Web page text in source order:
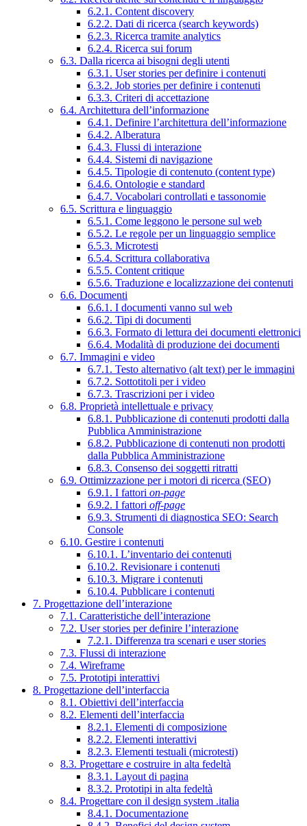
6.2.1. Content discovery
6.2.2. Dati di ricerca (search keywords)
6.2.3. Ricerca tramite analytics
6.2.4. Ricerca sui forum
6.3. Dalla ricerca ai bisogni degli utenti
6.3.1. User stories per definire i contenuti
6.3.2. Job stories per definire i contenuti
6.3.3. Criteri di accettazione
6.4. Architettura dell’informazione
6.4.1. Definire l’architettura dell’informazione
6.4.2. Alberatura
6.4.3. Flussi di interazione
6.4.4. Sistemi di navigazione
6.4.5. Tipologie di contenuto (content type)
6.4.6. Ontologie e standard
6.4.7. Vocabolari controllati e tassonomie
6.5. Scrittura e linguaggio
6.5.1. Come leggono le persone sul web
6.5.2. Le regole per un linguaggio semplice
6.5.3. Microtesti
6.5.4. Scrittura collaborativa
6.5.5. Content critique
6.5.6. Traduzione e localizzazione dei contenuti
6.6. Documenti
6.6.1. I documenti vanno sul web
6.6.2. Tipi di documenti
6.6.3. Formato di lettura dei documenti elettronici
6.6.4. Modalità di produzione dei documenti
6.7. Immagini e video
6.7.1. Testo alternativo (alt text) per le immagini
6.7.2. Sottotitoli per i video
6.7.3. Trascrizioni per i video
6.8. Proprietà intellettuale e privacy
6.8.1. Pubblicazione di contenuti prodotti dalla
Pubblica Amministrazione
6.8.2. Pubblicazione di contenuti non prodotti
dalla Pubblica Amministrazione
6.8.3. Consenso dei soggetti ritratti
6.9. Ottimizzazione per i motori di ricerca (SEO)
6.9.1. I fattori on-page
6.9.2. I fattori off-page
6.9.3. Strumenti di diagnostica SEO: Search
Console
6.10. Gestire i contenuti
6.10.1. L’inventario dei contenuti
6.10.2. Revisionare i contenuti
6.10.3. Migrare i contenuti
6.10.4. Pubblicare i contenuti
7. Progettazione dell’interazione
7.1. Caratteristiche dell’interazione
7.2. User stories per definire l’interazione
7.2.1. Differenza tra scenari e user stories
7.3. Flussi di interazione
7.4. Wireframe
7.5. Prototipi interattivi
8. Progettazione dell’interfaccia
8.1. Obiettivi dell’interfaccia
8.2. Elementi dell’interfaccia
8.2.1. Elementi di composizione
8.2.2. Elementi interattivi
8.2.3. Elementi testuali (microtesti)
8.3. Progettare e costruire in alta fedeltà
8.3.1. Layout di pagina
8.3.2. Prototipi in alta fedeltà
8.4. Progettare con il design system .italia
8.4.1. Documentazione